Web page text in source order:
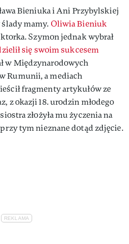
Bieniuka i Ani Przybylskiej
ślady mamy. Oliwia Bieniuk
Szymon jednak wybrał
się swoim sukcesem
w Międzynarodowych
Rumunii, a mediach
fragmenty artykułów ze
z okazji 18. urodzin młodego
złożyła mu życzenia na
tym nieznane dotąd zdjęcie.